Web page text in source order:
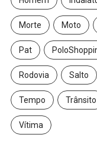
Morte Moto
Pat
Rodovia Salto
Tempo Trânsito
Vítima